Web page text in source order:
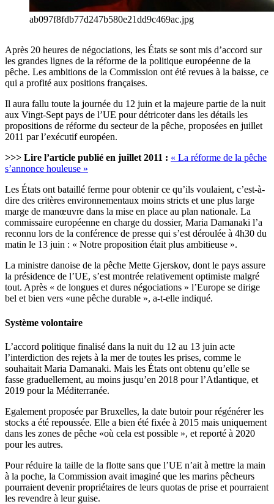
ab097f8fdb77d247b580e21dd9c469ac.jpg
Après 20 heures de négociations, les États se sont mis d’accord sur
les grandes lignes de la réforme de la politique européenne de la
pêche. Les ambitions de la Commission ont été revues à la baisse, ce
qui a profité aux positions françaises.
Il aura fallu toute la journée du 12 juin et la majeure partie de la nuit
aux Vingt-Sept pays de l’UE pour détricoter dans les détails les
propositions de réforme du secteur de la pêche, proposées en juillet
2011 par l’exécutif européen.
>>> Lire l’article publié en juillet 2011 : « La réforme de la pêche
s’annonce houleuse »
Les États ont bataillé ferme pour obtenir ce qu’ils voulaient, c’est-à-
dire des critères environnementaux moins stricts et une plus large
marge de manœuvre dans la mise en place au plan nationale. La
commissaire européenne en charge du dossier, Maria Damanaki l’a
reconnu lors de la conférence de presse qui s’est déroulée à 4h30 du
matin le 13 juin : « Notre proposition était plus ambitieuse ».
La ministre danoise de la pêche Mette Gjerskov, dont le pays assure
la présidence de l’UE, s’est montrée relativement optimiste malgré
tout. Après « de longues et dures négociations » l’Europe se dirige
bel et bien vers «une pêche durable », a-t-elle indiqué.
Système volontaire
L’accord politique finalisé dans la nuit du 12 au 13 juin acte
l’interdiction des rejets à la mer de toutes les prises, comme le
souhaitait Maria Damanaki. Mais les États ont obtenu qu’elle se
fasse graduellement, au moins jusqu’en 2018 pour l’Atlantique, et
2019 pour la Méditerranée.
Egalement proposée par Bruxelles, la date butoir pour régénérer les
stocks a été repoussée. Elle a bien été fixée à 2015 mais uniquement
dans les zones de pêche «où cela est possible », et reporté à 2020
pour les autres.
Pour réduire la taille de la flotte sans que l’UE n’ait à mettre la main
à la poche, la Commission avait imaginé que les marins pêcheurs
pourraient devenir propriétaires de leurs quotas de prise et pourraient
les revendre à leur guise.